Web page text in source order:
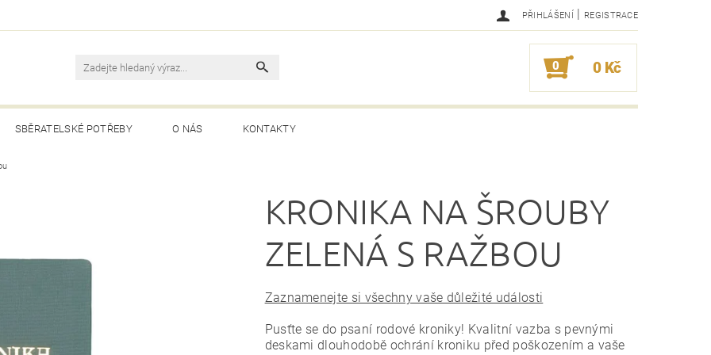
PŘIHLÁŠENÍ | REGISTRACE
0 0 Kč
SBĚRATELSKÉ POTŘEBY O NÁS KONTAKTY
KRONIKA NA ŠROUBY
ZELENÁ S RAŽBOU
Zaznamenejte si všechny vaše důležité události
Pusťte se do psaní rodové kroniky! Kvalitní vazba s pevnými
deskami dlouhodobě ochrání kroniku před poškozením a vaše